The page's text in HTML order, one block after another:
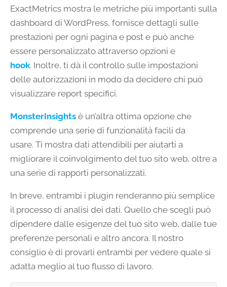
ExactMetrics mostra le metriche più importanti sulla
dashboard di WordPress, fornisce dettagli sulle
prestazioni per ogni pagina e post e può anche
essere personalizzato attraverso opzioni e
hook. Inoltre, ti dà il controllo sulle impostazioni
delle autorizzazioni in modo da decidere chi può
visualizzare report specifici.
MonsterInsights è un’altra ottima opzione che
comprende una serie di funzionalità facili da
usare. Ti mostra dati attendibili per aiutarti a
migliorare il coinvolgimento del tuo sito web, oltre a
una serie di rapporti personalizzati.
In breve, entrambi i plugin renderanno più semplice
il processo di analisi dei dati. Quello che scegli può
dipendere dalle esigenze del tuo sito web, dalle tue
preferenze personali e altro ancora. Il nostro
consiglio è di provarli entrambi per vedere quale si
adatta meglio al tuo flusso di lavoro.